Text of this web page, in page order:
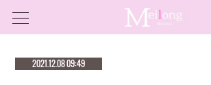
2021.12.08 09:49